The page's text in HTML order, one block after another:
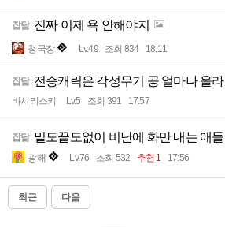
잡담 진짜 이제 욕 안해야지
청국장 Lv.49 조회 834 18:11
잡담 전승캐릭은 각성무기 공 얼마나 올
바시리스키 Lv.5 조회 391 17:57
잡담 밑도끝도없이 비난에 화만 내는 애
광해 Lv.76 조회 532 추천 1 17:56
최근 다음